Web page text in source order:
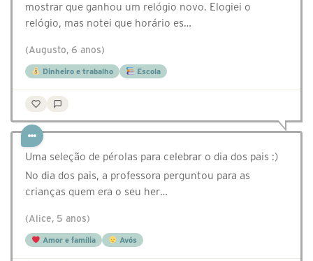
mostrar que ganhou um relógio novo. Elogiei o
relógio, mas notei que horário es…
(Augusto, 6 anos)
Dinheiro e trabalho Escola
Uma seleção de pérolas para celebrar o dia dos pais :)
No dia dos pais, a professora perguntou para as
crianças quem era o seu her…
(Alice, 5 anos)
Amor e família Avós